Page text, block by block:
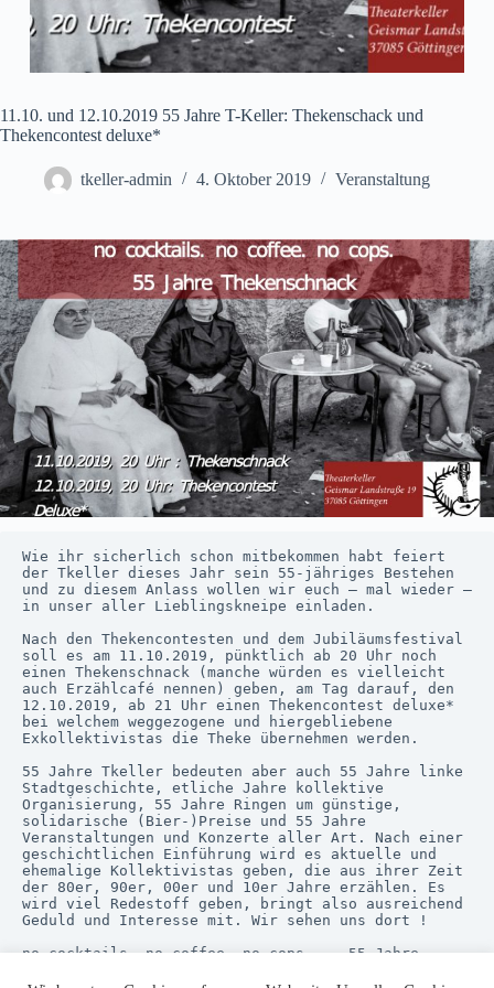
11.10. und 12.10.2019 55 Jahre T-Keller: Thekenschack und
Thekencontest deluxe*
tkeller-admin 4. Oktober 2019 Veranstaltung
Wie ihr sicherlich schon mitbekommen habt feiert
der Tkeller dieses Jahr sein 55-jähriges Bestehen
und zu diesem Anlass wollen wir euch – mal wieder –
in unser aller Lieblingskneipe einladen.
Nach den Thekencontesten und dem Jubiläumsfestival
soll es am 11.10.2019, pünktlich ab 20 Uhr noch
einen Thekenschnack (manche würden es vielleicht
auch Erzählcafé nennen) geben, am Tag darauf, den
12.10.2019, ab 21 Uhr einen Thekencontest deluxe*
bei welchem weggezogene und hiergebliebene
Exkollektivistas die Theke übernehmen werden.
55 Jahre Tkeller bedeuten aber auch 55 Jahre linke
Stadtgeschichte, etliche Jahre kollektive
Organisierung, 55 Jahre Ringen um günstige,
solidarische (Bier-)Preise und 55 Jahre
Veranstaltungen und Konzerte aller Art. Nach einer
geschichtlichen Einführung wird es aktuelle und
ehemalige Kollektivistas geben, die aus ihrer Zeit
der 80er, 90er, 00er und 10er Jahre erzählen. Es
wird viel Redestoff geben, bringt also ausreichend
Geduld und Interesse mit. Wir sehen uns dort !
no cocktails. no coffee. no cops.  - 55 Jahre